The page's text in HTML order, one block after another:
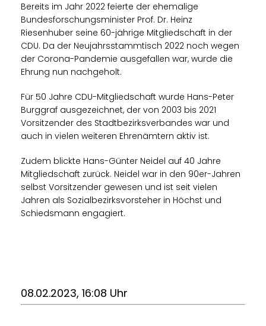
Bereits im Jahr 2022 feierte der ehemalige
Bundesforschungsminister Prof. Dr. Heinz
Riesenhuber seine 60-jährige Mitgliedschaft in der
CDU. Da der Neujahrsstammtisch 2022 noch wegen
der Corona-Pandemie ausgefallen war, wurde die
Ehrung nun nachgeholt.
Für 50 Jahre CDU-Mitgliedschaft wurde Hans-Peter
Burggraf ausgezeichnet, der von 2003 bis 2021
Vorsitzender des Stadtbezirksverbandes war und
auch in vielen weiteren Ehrenämtern aktiv ist.
Zudem blickte Hans-Günter Neidel auf 40 Jahre
Mitgliedschaft zurück. Neidel war in den 90er-Jahren
selbst Vorsitzender gewesen und ist seit vielen
Jahren als Sozialbezirksvorsteher in Höchst und
Schiedsmann engagiert.
08.02.2023, 16:08 Uhr